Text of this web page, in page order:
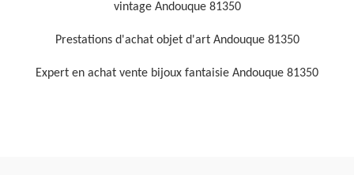
vintage Andouque 81350
Prestations d'achat objet d'art Andouque 81350
Expert en achat vente bijoux fantaisie Andouque 81350